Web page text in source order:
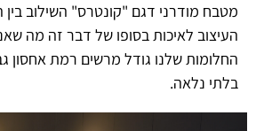
מטבח מודרני דגם "קונטרס" השילוב בין
העיצוב לאיכות בסופו של דבר זה מה
החלומות שלנו גודל מרשים רמת אחסון
בלתי נלאה.